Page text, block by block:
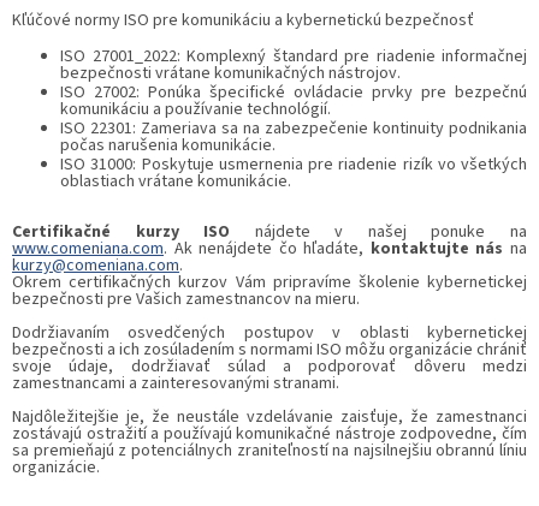
Kľúčové normy ISO pre komunikáciu a kybernetickú bezpečnosť
ISO 27001_2022: Komplexný štandard pre riadenie informačnej
bezpečnosti vrátane komunikačných nástrojov.
ISO 27002: Ponúka špecifické ovládacie prvky pre bezpečnú
komunikáciu a používanie technológií.
ISO 22301: Zameriava sa na zabezpečenie kontinuity podnikania
počas narušenia komunikácie.
ISO 31000: Poskytuje usmernenia pre riadenie rizík vo všetkých
oblastiach vrátane komunikácie.
Certifikačné kurzy ISO nájdete v našej ponuke na
www.comeniana.com. Ak nenájdete čo hľadáte, kontaktujte nás na
kurzy@comeniana.com.
Okrem certifikačných kurzov Vám pripravíme školenie kybernetickej
bezpečnosti pre Vašich zamestnancov na mieru.
Dodržiavaním osvedčených postupov v oblasti kybernetickej
bezpečnosti a ich zosúladením s normami ISO môžu organizácie chrániť
svoje údaje, dodržiavať súlad a podporovať dôveru medzi
zamestnancami a zainteresovanými stranami.
Najdôležitejšie je, že neustále vzdelávanie zaisťuje, že zamestnanci
zostávajú ostražití a používajú komunikačné nástroje zodpovedne, čím
sa premieňajú z potenciálnych zraniteľností na najsilnejšiu obrannú líniu
organizácie.